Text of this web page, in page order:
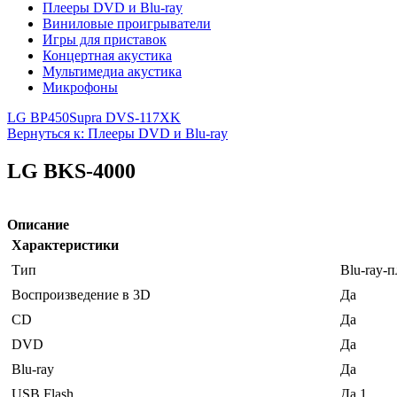
Плееры DVD и Blu-ray
Виниловые проигрыватели
Игры для приставок
Концертная акустика
Мультимедиа акустика
Микрофоны
LG BP450Supra DVS-117XK
Вернуться к: Плееры DVD и Blu-ray
LG BKS-4000
Описание
Характеристики
Тип
Blu-ray-
Воспроизведение в 3D
Да
CD
Да
DVD
Да
Blu-ray
Да